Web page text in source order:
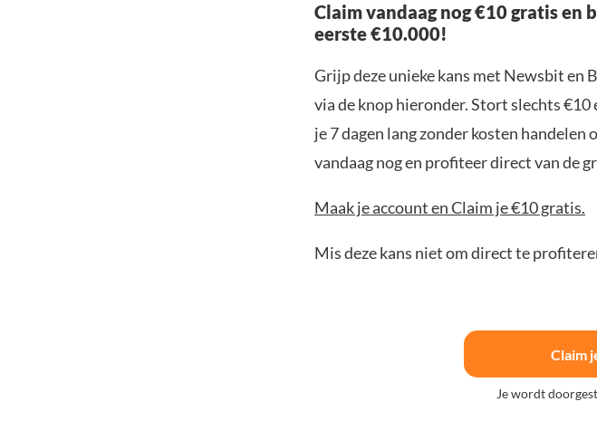
Claim vandaag nog €10 gratis en
eerste €10.000!
Grijp deze unieke kans met Newsbit en
via de knop hieronder. Stort slechts
je 7 dagen lang zonder kosten
vandaag nog en profiteer direct van de
Maak je account en Claim je €10 gratis.
Mis deze kans niet om direct te
Claim
Je wordt